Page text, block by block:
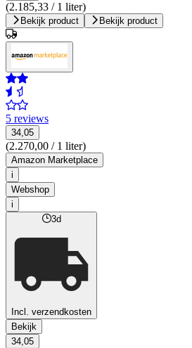
(2.185,33 / 1 liter)
Bekijk product Bekijk product
5 reviews
34,05
(2.270,00 / 1 liter)
Amazon Marketplace
i
Webshop
i
3d
Incl. verzendkosten
Bekijk
34,05